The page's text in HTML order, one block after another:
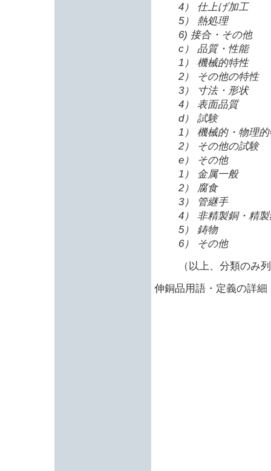
4） 仕上げ加工
5） 熱処理
6) 接合・その他
c） 品質・性能
1） 機械的特性
2） その他の特性
3） 寸法・形状
4） 表面品質
d） 試験
1） 機械的・物理
2） その他の試験
e） その他
1） 金属一般
2） 腐食
3） 管継手
4） 非精製銅・精
5） 鋳物
6） その他
（以上、分類のみ
伸銅品用語・定義の詳